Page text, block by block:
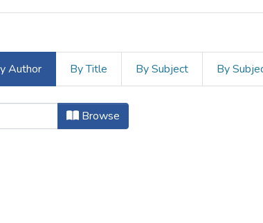
Author By Title By Subject By
"COMHISTORIA"
Browse